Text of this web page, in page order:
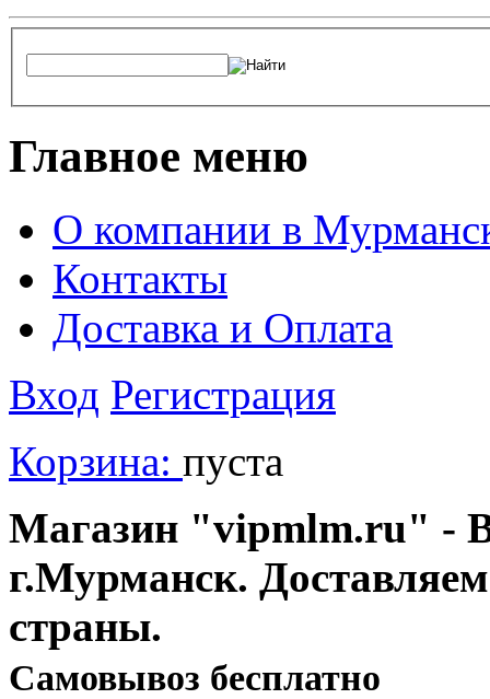
Главное меню
О компании в
Контакты
Доставка и Оплата
Вход Регистрация
Корзина: пуста
Магазин "vipmlm.ru" -
г.Мурманск.
страны.
Cамовывоз бесплатно